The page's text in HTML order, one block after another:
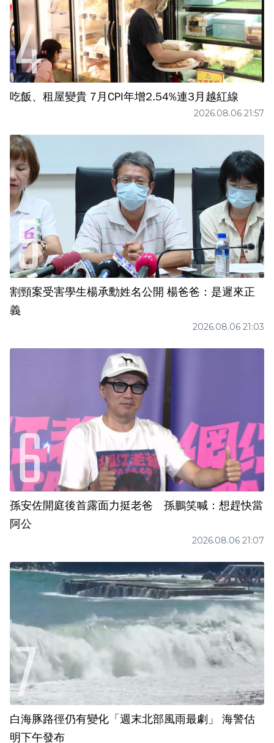
吃飯、租屋變貴 7月CPI年增2.54%連3月越紅線
2026.08.06 21:57
割頸案受害學生楊承勳姓名公開 楊爸爸：是遲來正
義
2026.08.06 21:03
孫安佐開庭後首露面力挺老爸 孫鵬笑喊：想趕快當
阿公
2026.08.06 21:07
白海豚路徑仍有變化「週末北部風雨最劇」 海警估
明下午發布